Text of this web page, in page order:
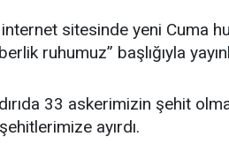
sitesinde yeni Cuma
ruhumuz” başlığıyla
33 askerimizin şehit
ayırdı.